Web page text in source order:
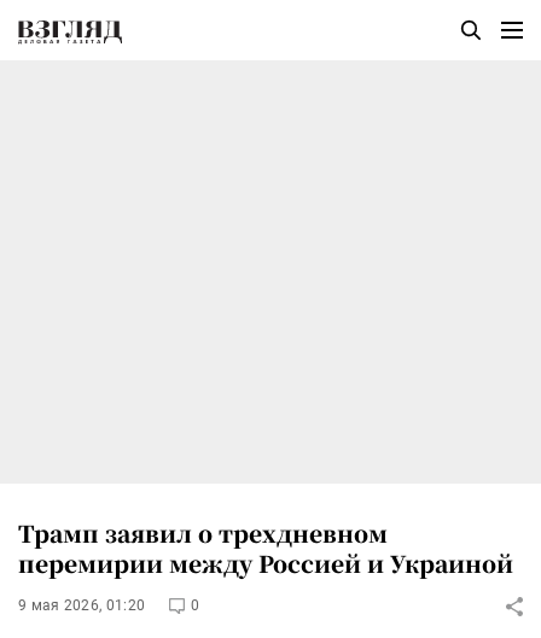
Трамп заявил о трехдневном
перемирии между Россией и Украиной
9 мая 2026, 01:20 0